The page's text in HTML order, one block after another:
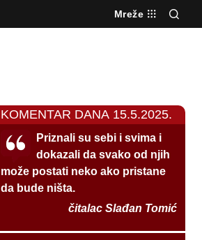
Mreže
KOMENTAR DANA 15.5.2025.
Priznali su sebi i svima i
dokazali da svako od njih
može postati neko ako pristane
da bude ništa.
čitalac Slađan Tomić